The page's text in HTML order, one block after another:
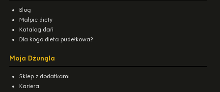
Blog
Małpie diety
Katalog dań
Dla kogo dieta pudełkowa?
Moja Dżungla
Sklep z dodatkami
Kariera